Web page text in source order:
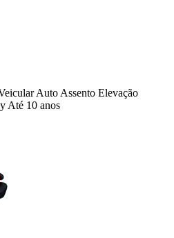
Auto Assento Elevação
Até 10 anos